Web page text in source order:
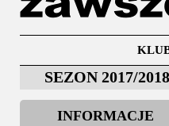
SEZON 2017/2018
INFORMACJE